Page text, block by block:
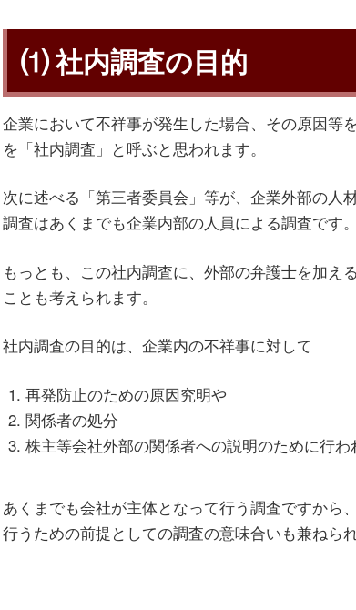
⑴ 社内調査の目的
企業において不祥事が発生した場合、その原因等
を「社内調査」と呼ぶと思われます。
次に述べる「第三者委員会」等が、企業外部の人
調査はあくまでも企業内部の人員による調査です。
もっとも、この社内調査に、外部の弁護士を加え
ことも考えられます。
社内調査の目的は、企業内の不祥事に対して
再発防止のための原因究明や
関係者の処分
株主等会社外部の関係者への説明のために行わ
あくまでも会社が主体となって行う調査ですから
行うための前提としての調査の意味合いも兼ねられ